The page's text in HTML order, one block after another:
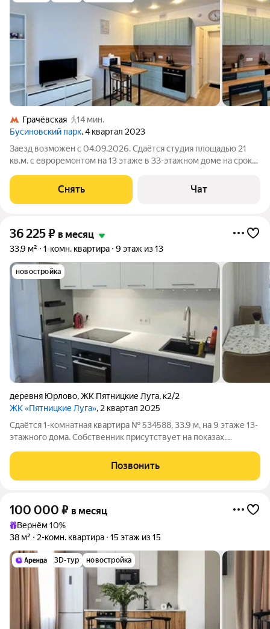
Грачёвская
14 мин.
Бусиновский парк, 4 квартал 2023
Заезд возможен с 04.09.2026. Сдаётся студия площадью 21
кв.м. с евроремонтом на 13 этаже в 33-этажном доме на срок
Стиральная машина Холодильник Микроволновка Дом -
монолитный, окна выходят
Снять Чат
36 225₽ в месяц
33,9 м² 1-комн. квартира 9 этаж из 13
новостройка
деревня Юрлово,ЖК Пятницкие Луга, к2/2
ЖК «Пятницкие Луга», 2 квартал 2025
Сдаётся 1-комнатная квартира № 534588, 33.9 м, на 9 этаже 13-
этажного дома. Собственник присутствует на показах.
оплачиваются отдельно. По условиям проживания: без детей,
без питомцев. Срок
Позвонить
100 000 ₽ в месяц
Вернём 10%
38 м²
2-комн. квартира 15 этаж из 15
3D-тур новостройка